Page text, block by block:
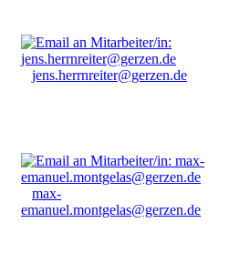
jens.herrnreiter@gerzen.de
max-
emanuel.montgelas@gerzen.de